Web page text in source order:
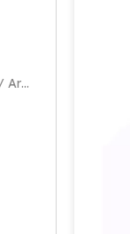
Katup Tekanan Residu N2 / Ar / He